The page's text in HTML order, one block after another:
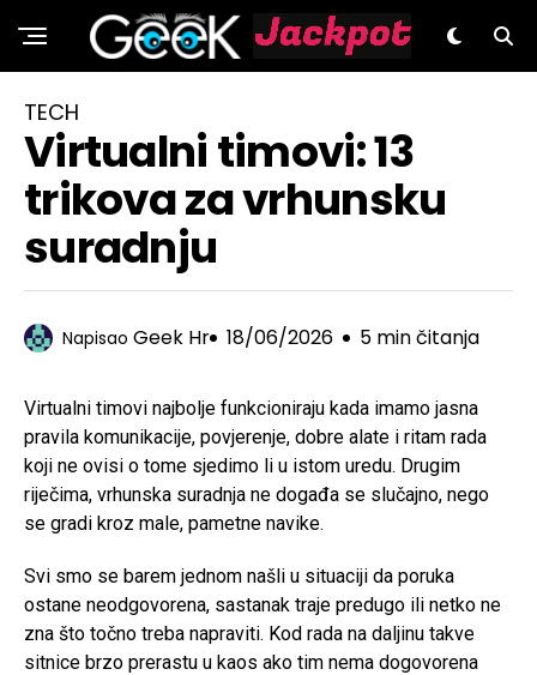
GeeK.hr
TECH
Virtualni timovi: 13
trikova za vrhunsku
suradnju
Napisao Geek Hr 18/06/2026 5 min čitanja
Virtualni timovi najbolje funkcioniraju kada imamo jasna
pravila komunikacije, povjerenje, dobre alate i ritam rada
koji ne ovisi o tome sjedimo li u istom uredu. Drugim
riječima, vrhunska suradnja ne događa se slučajno, nego
se gradi kroz male, pametne navike.
Svi smo se barem jednom našli u situaciji da poruka
ostane neodgovorena, sastanak traje predugo ili netko ne
zna što točno treba napraviti. Kod rada na daljinu takve
sitnice brzo prerastu u kaos ako tim nema dogovorena